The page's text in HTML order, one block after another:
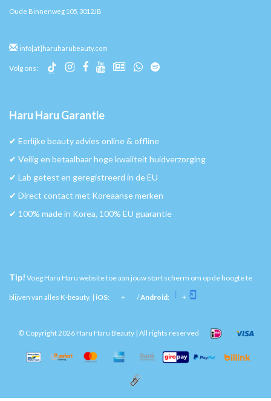
Oude Binnenweg 105, 3012JB
info[at]haruharubeauty.com
Volg ons:
Haru Haru Garantie
✔︎ Eerlijke beauty advies online & offline
✔︎ Veilig en betaalbaar hoge kwaliteit huidverzorging
✔︎ Lab getest en geregistreerd in de EU
✔︎ Direct contact met Koreaanse merken
✔︎ 100% made in Korea, 100% EU guarantie
Tip! Voeg Haru Haru website toe aan jouw start scherm om op de hoogte te
blijven van alles K-beauty. | iOS: + /Android: +
© Copyright 2026 Haru Haru Beauty | All rights reserved